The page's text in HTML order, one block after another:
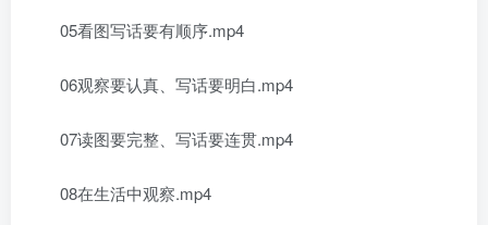
05看图写话要有顺序.mp4
06观察要认真、写话要明白.mp4
07读图要完整、写话要连贯.mp4
08在生活中观察.mp4